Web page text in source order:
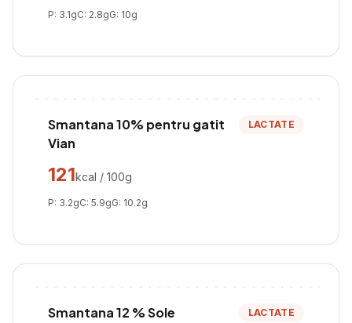
P: 3.1gC: 2.8gG: 10g
Smantana 10% pentru gatit
Vian
LACTATE
121kcal / 100g
P: 3.2gC: 5.9gG: 10.2g
Smantana 12 % Sole LACTATE